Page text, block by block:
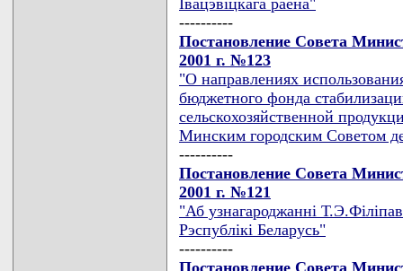
----------
Постановление Совета
2001 г. №123
"О направлениях
бюджетного фонда
сельскохозяйственной
Минским городским Советом
----------
Постановление Совета
2001 г. №121
"Аб узнагароджаннi
Рэспублiкi Беларусь"
----------
Постановление Совета